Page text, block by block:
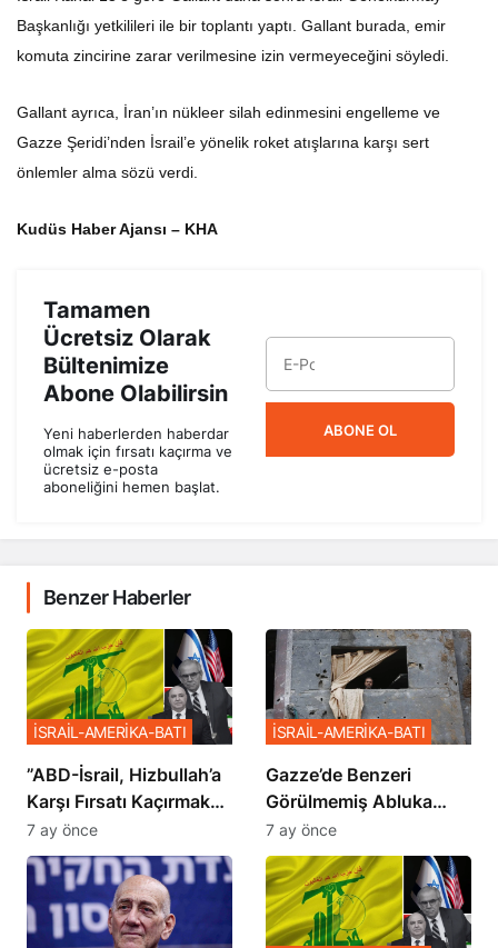
Başkanlığı yetkilileri ile bir toplantı yaptı. Gallant burada, emir
komuta zincirine zarar verilmesine izin vermeyeceğini söyledi.
Gallant ayrıca, İran’ın nükleer silah edinmesini engelleme ve
Gazze Şeridi’nden İsrail’e yönelik roket atışlarına karşı sert
önlemler alma sözü verdi.
Kudüs Haber Ajansı – KHA
Tamamen
Ücretsiz Olarak
Bültenimize
Abone Olabilirsin
Yeni haberlerden haberdar
olmak için fırsatı kaçırma ve
ücretsiz e-posta
aboneliğini hemen başlat.
ABONE OL
Benzer Haberler
​​​​​​​”ABD-İsrail, Hizbullah’a
Karşı Fırsatı Kaçırmak
İstemiyor”
İSRAİL-AMERİKA-BATI
7 ay önce
​​​​​​​Gazze’de Benzeri
Görülmemiş Abluka
Planı
İSRAİL-AMERİKA-BATI
7 ay önce